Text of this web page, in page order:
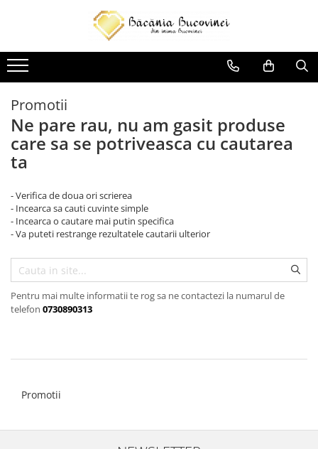
Zacusca
Desert
Muraturi si sosuri
Sirop
Promotii
Ne pare rau, nu am gasit produse
care sa se potriveasca cu cautarea
ta
- Verifica de doua ori scrierea
- Incearca sa cauti cuvinte simple
- Incearca o cautare mai putin specifica
- Va puteti restrange rezultatele cautarii ulterior
Pentru mai multe informatii te rog sa ne contactezi la numarul de
telefon 0730890313
Promotii